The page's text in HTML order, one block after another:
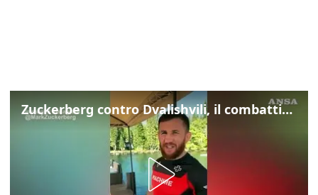
Zuckerberg contro Dvalishvili, il combattimento in mezzo a un lago